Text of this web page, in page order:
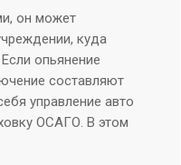
он может
куда
опьянение
составляют
управление авто
ОСАГО. В этом